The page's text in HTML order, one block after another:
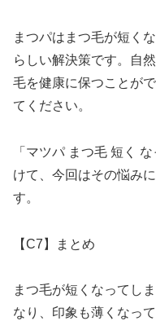
まつパはまつ毛が短く
らしい解決策です。自
毛を健康に保つことが
てください。
「マツパ まつ毛 短く
けて、今回はその悩み
す。
【C7】まとめ
まつ毛が短くなってし
なり、印象も薄くなっ